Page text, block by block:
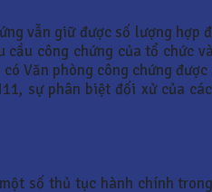
vẫn giữ được số lượng hợp
công chứng của tổ chức
Văn phòng công chứng
sự phân biệt đối xử của
số thủ tục hành chính